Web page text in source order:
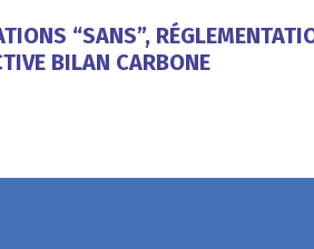
“SANS”,
BILAN CARBONE